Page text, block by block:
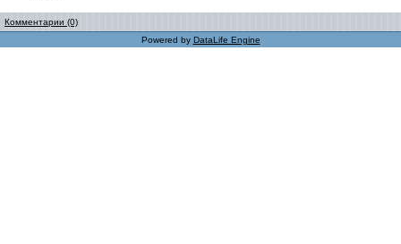
Комментарии (0)
Powered by DataLife Engine